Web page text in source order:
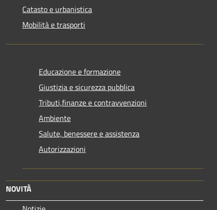
Catasto e urbanistica
Mobilità e trasporti
Educazione e formazione
Giustizia e sicurezza pubblica
Tributi,finanze e contravvenzioni
Ambiente
Salute, benessere e assistenza
Autorizzazioni
NOVITÀ